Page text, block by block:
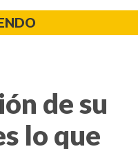
de su
lo que